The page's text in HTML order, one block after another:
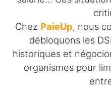
Chez PaieUp, nous
débloquons les
historiques et
organismes pour